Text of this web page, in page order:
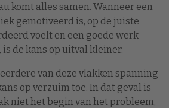
komt alles samen. Wanneer een
gemotiveerd is, op de juiste
voelt en een goede werk-
de kans op uitval kleiner.
van deze vlakken spanning
op verzuim toe. In dat geval is
niet het begin van het probleem,